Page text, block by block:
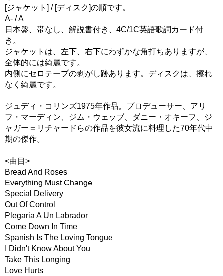
[ジャケット] / [ディスク]の順です。
A- / A
日本盤、帯なし、解説書付き、4C/1C英語歌詞カード付
き。
ジャケットは、左下、右下にわずかな角打ちありますが、
全体的には綺麗です。
内側にセロテープの剥がし跡あります。ディスクは、擦れ
なく綺麗です。
ジュディ・コリンズ1975年作品。プロデューサー、アリ
フ・マーディン、ジム・ウェッブ、ダニー・オキーフ、ジ
ャガー＝リチャードらの作品を彼女流に料理した70年代中
期の傑作。
<曲目>
Bread And Roses
Everything Must Change
Special Delivery
Out Of Control
Plegaria A Un Labrador
Come Down In Time
Spanish Is The Loving Tongue
I Didn't Know About You
Take This Longing
Love Hurts